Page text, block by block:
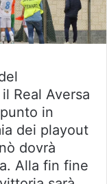
Real Aversa
in
dei playout
dovrà
Alla fin fine